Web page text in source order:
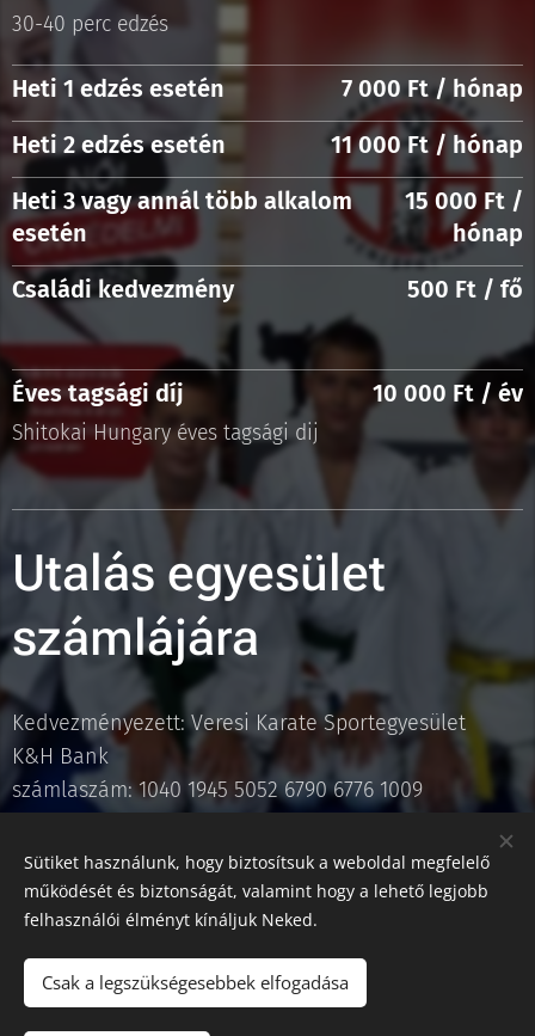
30-40 perc edzés
Heti 1 edzés esetén
7 000 Ft / hónap
Heti 2 edzés esetén
11 000 Ft / hónap
Heti 3 vagy annál több alkalom
esetén
15 000 Ft /
hónap
Családi kedvezmény
500 Ft / fő
Éves tagsági díj
Shitokai Hungary éves tagsági dij
10 000 Ft / év
Utalás egyesület
számlájára
Kedvezményezett: Veresi Karate Sportegyesület
K&H Bank
számlaszám: 1040 1945 5052 6790 6776 1009
(Közleményben kérem a sportoló nevét feltüntetni,
illetve a tárgyhónapot)
© 2022 Molnár László, pénzügyi tanácsadó. 1013 Budapest, Clark Ádám
Sütiket használunk, hogy biztosítsuk a weboldal megfelelő
működését és biztonságát, valamint hogy a lehető legjobb
felhasználói élményt kínáljuk Neked.
Csak a legszükségesebbek elfogadása